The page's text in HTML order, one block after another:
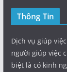
Thông Tin
Dịch vụ giúp
người giúp việc
biệt là có kinh